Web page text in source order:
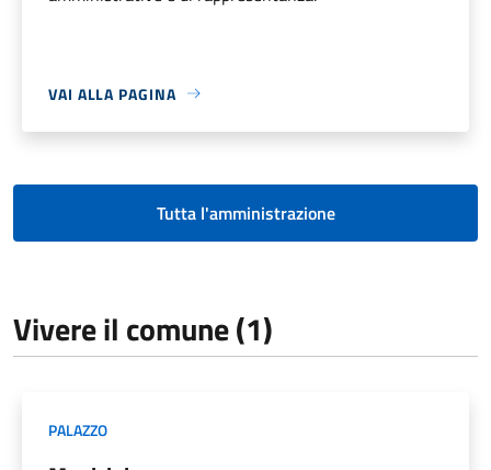
VAI ALLA PAGINA
Tutta l'amministrazione
Vivere il comune (1)
PALAZZO